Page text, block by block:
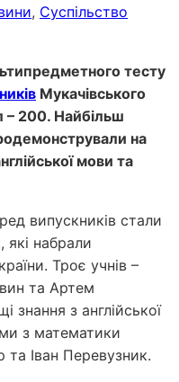
, Суспільство
тесту
Мукачівського
– 200. Найбільш
на
мови та
випускників стали
які набрали
Троє учнів –
та Артем
знання з англійської
з математики
та Іван Перевузник.